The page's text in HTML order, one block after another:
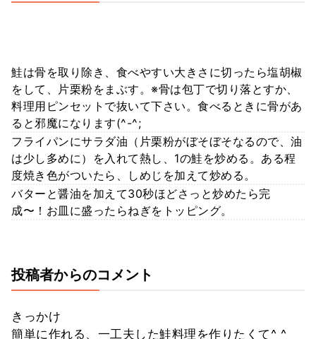
鮭は骨を取り除き、食べやすい大きさに切ったら塩胡椒
をして、片栗粉をまぶす。※骨は包丁で切り落とすか、
料理用ピンセットで抜いて下さい。食べるときに骨があ
ると邪魔になります(^-^;
フライパンにサラダ油（片栗粉がぼそぼそなるので、油
は少し多めに）を入れて熱し、1の鮭を炒める。ある程
度焼き色がついたら、しめじを加えて炒める。
バターと醤油を加えて30秒ほどさっと炒めたら完
成〜！お皿に盛ったらねぎをトッピング。
投稿者からのコメント
きっかけ
簡単に作れる、一工夫した鮭料理を作りたくて^ ^